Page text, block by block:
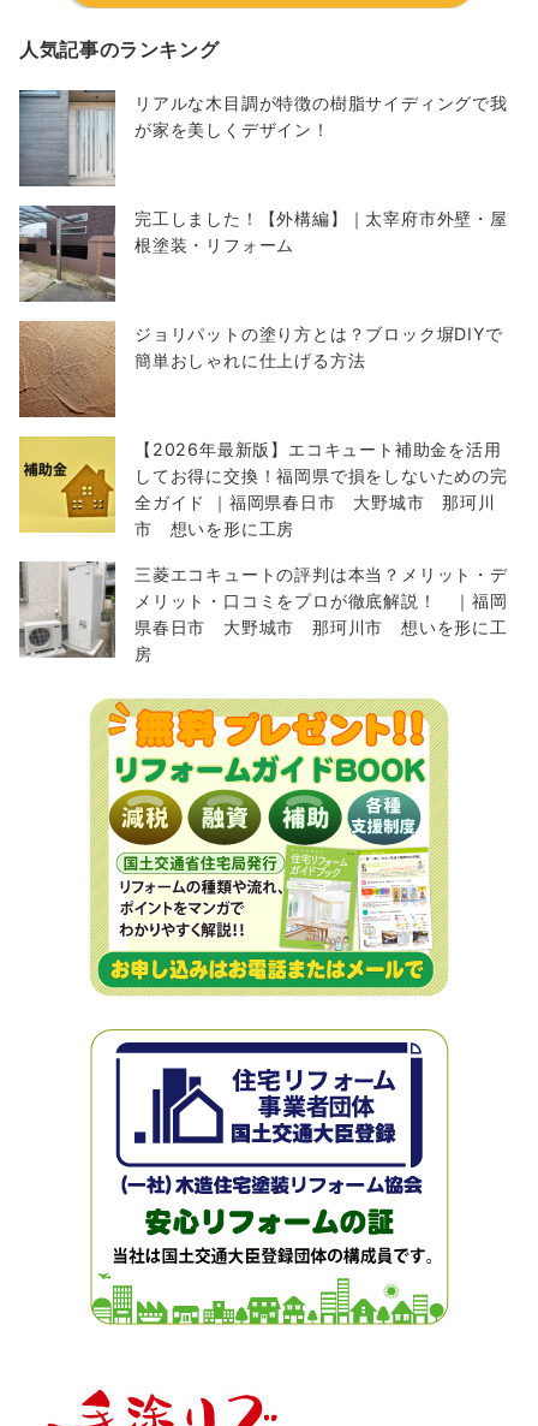
人気記事のランキング
リアルな木目調が特徴の樹脂サイディングで我
が家を美しくデザイン！
完工しました！【外構編】｜太宰府市外壁・屋
根塗装・リフォーム
ジョリパットの塗り方とは？ブロック塀DIYで
簡単おしゃれに仕上げる方法
【2026年最新版】エコキュート補助金を活用
してお得に交換！福岡県で損をしないための完
全ガイド ｜福岡県春日市 大野城市 那珂川
市 想いを形に工房
三菱エコキュートの評判は本当？メリット・デ
メリット・口コミをプロが徹底解説！ ｜福岡
県春日市 大野城市 那珂川市 想いを形に工
房